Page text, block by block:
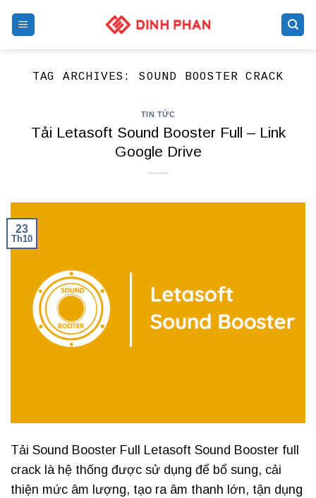
TAG ARCHIVES: SOUND BOOSTER CRACK
TIN TỨC
Tải Letasoft Sound Booster Full – Link
Google Drive
23
Th10
Tải Sound Booster Full Letasoft Sound Booster full
crack là hệ thống được sử dụng để bổ sung, cải
thiện mức âm lượng, tạo ra âm thanh lớn, tận dụng